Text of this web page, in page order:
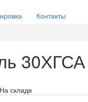
Контакты
30ХГСА
На складе